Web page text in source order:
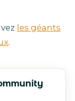
les géants
.